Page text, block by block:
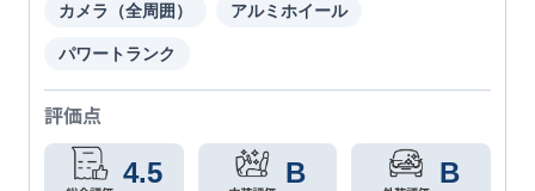
カメラ（全周囲） アルミホイール
パワートランク
評価点
4.5 B B